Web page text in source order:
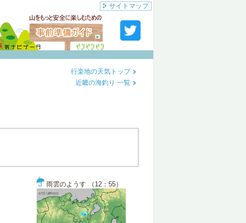
サイトマップ
行楽地の天気トップ
近畿の海釣り 一覧
雨雲のようす （12：55）